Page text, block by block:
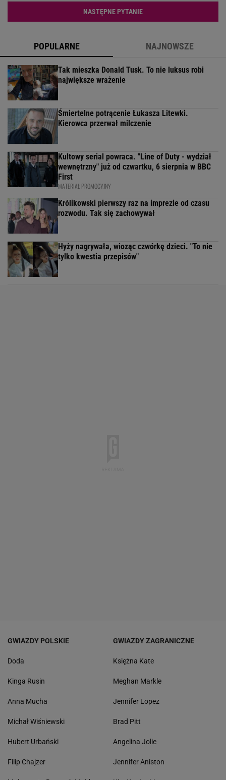
NASTĘPNE PYTANIE
POPULARNE NAJNOWSZE
Tak mieszka Donald Tusk. To nie luksus robi
największe wrażenie
Śmiertelne potrącenie Łukasza Litewki.
Kierowca przerwał milczenie
Kultowy serial powraca. "Line of Duty - wydział
wewnętrzny" już od czwartku, 6 sierpnia w BBC
First
MATERIAŁ PROMOCYJNY
Królikowski pierwszy raz na imprezie od czasu
rozwodu. Tak się zachowywał
Hyży nagrywała, wioząc czwórkę dzieci. "To nie
tylko kwestia przepisów"
GWIAZDY POLSKIE
Doda
Kinga Rusin
Anna Mucha
Michał Wiśniewski
Hubert Urbański
Filip Chajzer
GWIAZDY ZAGRANICZNE
Księżna Kate
Meghan Markle
Jennifer Lopez
Brad Pitt
Angelina Jolie
Jennifer Aniston